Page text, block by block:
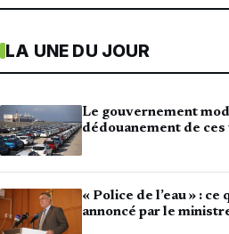
LA UNE DU JOUR
Le gouvernement
dédouanement de ces
« Police de l’eau » :
annoncé par le